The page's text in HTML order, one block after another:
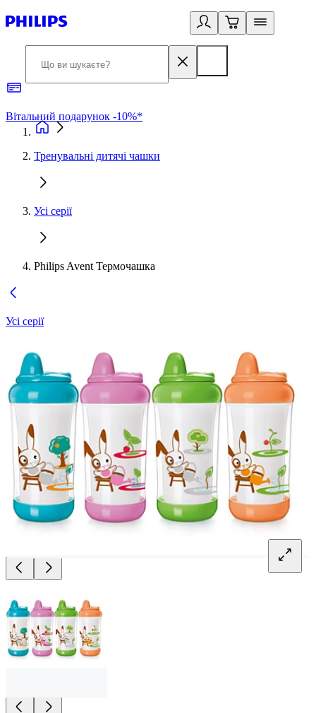
Вітальний подарунок -10%*
Тренувальні дитячі чашки
Усі серії
Philips Avent Термочашка
Усі серії